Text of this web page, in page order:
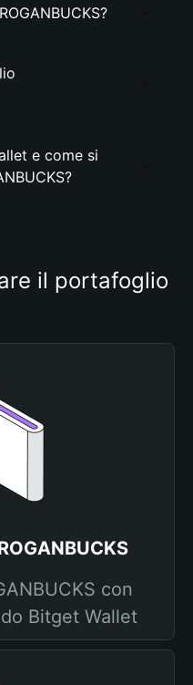
e come si
il portafoglio
con
Bitget Wallet